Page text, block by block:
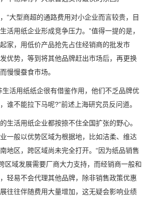
“大型商超的通路费用对小企业而言较贵，目
活用纸企业形成竞争压力。”值得一提的是，
家，用低价产品抢先占住经销商的批发市
优势，等到将其他品牌赶出市场后，再更换
慢慢蚕食市场。
生活用纸纸企很有借鉴作用，他们不乏品牌优
谁不能拉下马呢?”前述上海研究员反问道。
生活用纸企业都按捺不住全国扩张的野心。
一般以优势区域为根据地，比如洁柔、维达
地区，跨区域尚未完全打开。“因为纸品销售
区域发展需要厂商大力支持，而经销商一般和
轻易不会代理其他品牌，除非销售政策优惠
往往伴随费用大量增加，这无疑会影响业绩